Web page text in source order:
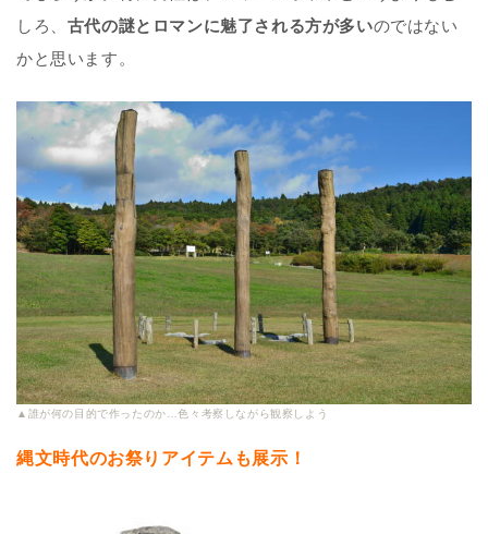
しろ、 古代の謎とロマンに魅了される方が多いのではない
かと思います。
▲誰が何の目的で作ったのか…色々考察しながら観察しよう
縄文時代のお祭りアイテムも展示！